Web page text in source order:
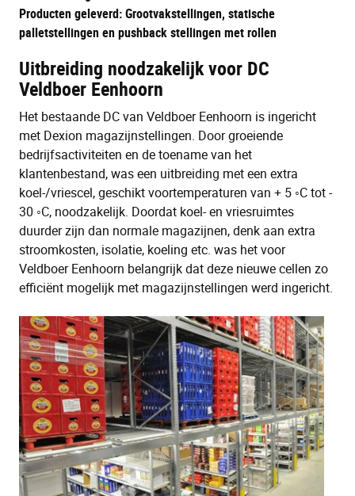
Producten geleverd: Grootvakstellingen, statische
palletstellingen en pushback stellingen met rollen
Uitbreiding noodzakelijk voor DC
Veldboer Eenhoorn
Het bestaande DC van Veldboer Eenhoorn is ingericht
met Dexion magazijnstellingen. Door groeiende
bedrijfsactiviteiten en de toename van het
klantenbestand, was een uitbreiding met een extra
koel-/vriescel, geschikt voortemperaturen van + 5 ◦C tot -
30 ◦C, noodzakelijk. Doordat koel- en vriesruimtes
duurder zijn dan normale magazijnen, denk aan extra
stroomkosten, isolatie, koeling etc. was het voor
Veldboer Eenhoorn belangrijk dat deze nieuwe cellen zo
efficiënt mogelijk met magazijnstellingen werd ingericht.